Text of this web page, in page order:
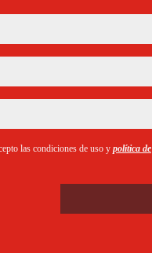
las condiciones de uso y política de